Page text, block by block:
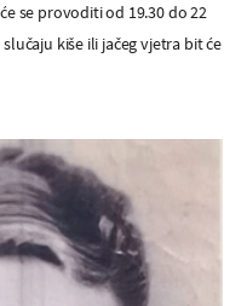
se provoditi od 19.30 do 22
kiše ili jačeg vjetra bit će